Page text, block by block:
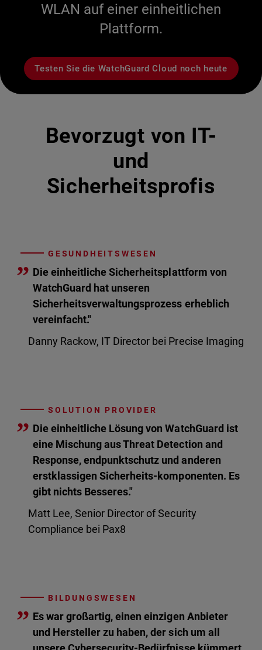
WLAN auf einer einheitlichen
Plattform.
Testen Sie die WatchGuard Cloud noch heute
Bevorzugt von IT-
und
Sicherheitsprofis
GESUNDHEITSWESEN
” Die einheitliche Sicherheitsplattform von
WatchGuard hat unseren
Sicherheitsverwaltungsprozess erheblich
vereinfacht."
Danny Rackow, IT Director bei Precise Imaging
SOLUTION PROVIDER
” Die einheitliche Lösung von WatchGuard ist
eine Mischung aus Threat Detection and
Response, endpunktschutz und anderen
erstklassigen Sicherheits-komponenten. Es
gibt nichts Besseres."
Matt Lee, Senior Director of Security
Compliance bei Pax8
BILDUNGSWESEN
” Es war großartig, einen einzigen Anbieter
und Hersteller zu haben, der sich um all